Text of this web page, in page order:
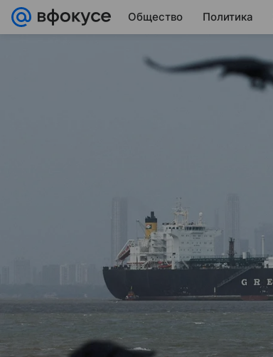
Общество Политика